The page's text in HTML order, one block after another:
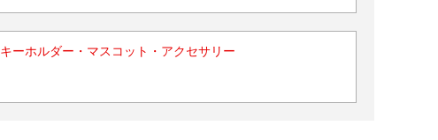
キーホルダー・マスコット・アクセサリー